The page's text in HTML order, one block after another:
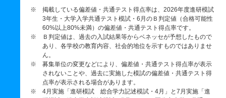
※ 掲載している偏差値・共通テスト得点率は、2026年度進研模試
3年生・大学入学共通テスト模試・6月のＢ判定値（合格可能性
60%以上80%未満）の偏差値・共通テスト得点率です。
※ Ｂ判定値は、過去の入試結果等からベネッセが予想したもので
あり、各学校の教育内容、社会的地位を示すものではありませ
ん。
※ 募集単位の変更などにより、偏差値・共通テスト得点率が表示
されないことや、過去に実施した模試の偏差値・共通テスト得
点率が表示される場合があります。
※ 4月実施「進研模試 総合学力記述模試・4月」と7月実施「進